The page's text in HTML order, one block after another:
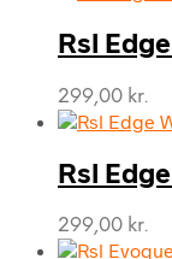
Rsl
299,00 kr.
Rsl
299,00 kr.